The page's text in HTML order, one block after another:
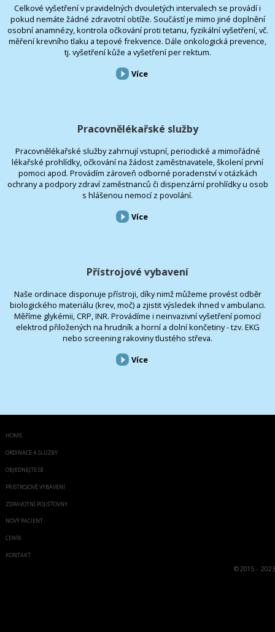
Celkové vyšetření v pravidelných dvouletých intervalech se provádí i
pokud nemáte žádné zdravotní obtíže. Součástí je mimo jiné doplnění
osobní anamnézy, kontrola očkování proti tetanu, fyzikální vyšetření, vč.
měření krevního tlaku a tepové frekvence. Dále onkologická prevence,
tj. vyšetření kůže a vyšetření per rektum.
Více
Pracovnělékařské služby
Pracovnělékařské služby zahrnují vstupní, periodické a mimořádné
lékařské prohlídky, očkování na žádost zaměstnavatele, školení první
pomoci apod. Provádím zároveň odborné poradenství v otázkách
ochrany a podpory zdraví zaměstnanců či dispenzární prohlídky u osob
s hlášenou nemocí z povolání.
Více
Přístrojové vybavení
Naše ordinace disponuje přístroji, díky nimž můžeme provést odběr
biologického materiálu (krev, moč) a zjistit výsledek ihned v ambulanci.
Měříme glykémii, CRP, INR. Provádíme i neinvazivní vyšetření pomocí
elektrod přiložených na hrudník a horní a dolní končetiny - tzv. EKG
nebo screening rakoviny tlustého střeva.
Více
HOME
ORDINACE A SLUŽBY
OBJEDNEJTE SE
PŘÍSTROJOVÉ VYBAVENÍ
ZDRAVOTNÍ POJIŠŤOVNY
NOVÝ PACIENT
CENÍK
KONTAKT
©2015 - 2023